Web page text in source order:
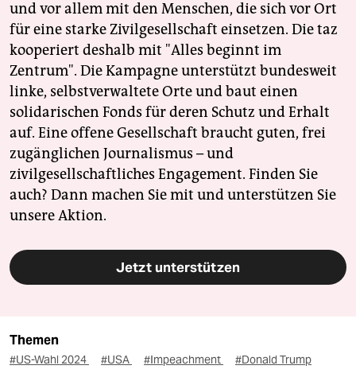
und vor allem mit den Menschen, die sich vor Ort
für eine starke Zivilgesellschaft einsetzen. Die taz
kooperiert deshalb mit "Alles beginnt im
Zentrum". Die Kampagne unterstützt bundesweit
linke, selbstverwaltete Orte und baut einen
solidarischen Fonds für deren Schutz und Erhalt
auf. Eine offene Gesellschaft braucht guten, frei
zugänglichen Journalismus – und
zivilgesellschaftliches Engagement. Finden Sie
auch? Dann machen Sie mit und unterstützen Sie
unsere Aktion.
Jetzt unterstützen
Themen
#US-Wahl 2024 #USA #Impeachment #Donald Trump